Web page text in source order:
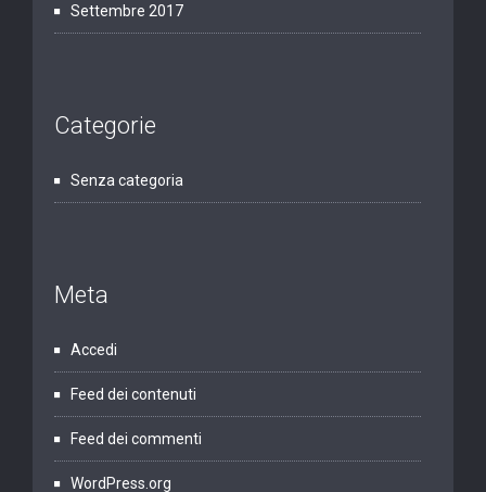
Settembre 2017
Categorie
Senza categoria
Meta
Accedi
Feed dei contenuti
Feed dei commenti
WordPress.org